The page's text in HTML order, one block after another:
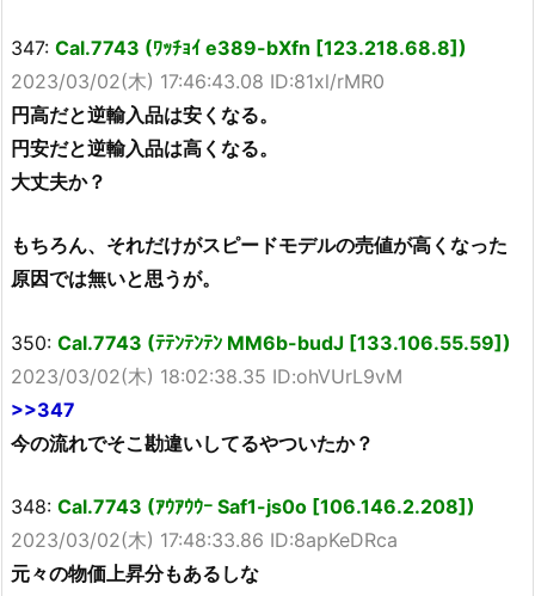
347: Cal.7743 (ﾜｯﾁｮｲ e389-bXfn [123.218.68.8])
2023/03/02(木) 17:46:43.08 ID:81xl/rMR0
円高だと逆輸入品は安くなる。
円安だと逆輸入品は高くなる。
大丈夫か？
もちろん、それだけがスピードモデルの売値が高くなった
原因では無いと思うが。
350: Cal.7743 (ﾃﾃﾝﾃﾝﾃﾝ MM6b-budJ [133.106.55.59])
2023/03/02(木) 18:02:38.35 ID:ohVUrL9vM
>>347
今の流れでそこ勘違いしてるやついたか？
348: Cal.7743 (ｱｳｱｳｳｰ Saf1-js0o [106.146.2.208])
2023/03/02(木) 17:48:33.86 ID:8apKeDRca
元々の物価上昇分もあるしな